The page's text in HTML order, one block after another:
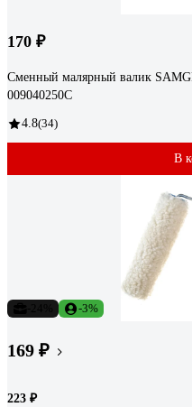
170 ₽
Сменный малярный валик
009040250С
4.8(34)
В
-3%
169 ₽
223 ₽